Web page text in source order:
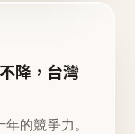
降，台灣
的競爭力。